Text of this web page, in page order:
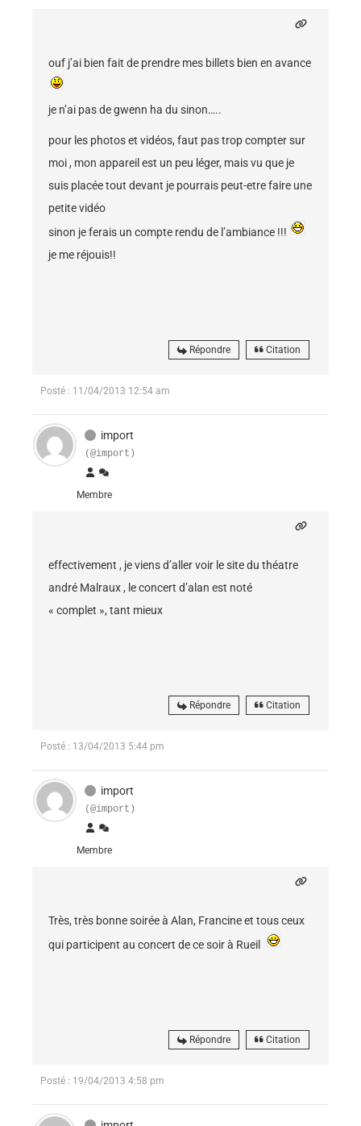
ouf j’ai bien fait de prendre mes billets bien en avance
je n’ai pas de gwenn ha du sinon…..
pour les photos et vidéos, faut pas trop compter sur
moi , mon appareil est un peu léger, mais vu que je
suis placée tout devant je pourrais peut-etre faire une
petite vidéo
sinon je ferais un compte rendu de l’ambiance !!!
je me réjouis!!
Répondre Citation
Posté : 11/04/2013 12:54 am
import
(@import)
Membre
effectivement , je viens d’aller voir le site du théatre
andré Malraux , le concert d’alan est noté
« complet », tant mieux
Répondre Citation
Posté : 13/04/2013 5:44 pm
import
(@import)
Membre
Très, très bonne soirée à Alan, Francine et tous ceux
qui participent au concert de ce soir à Rueil
Répondre Citation
Posté : 19/04/2013 4:58 pm